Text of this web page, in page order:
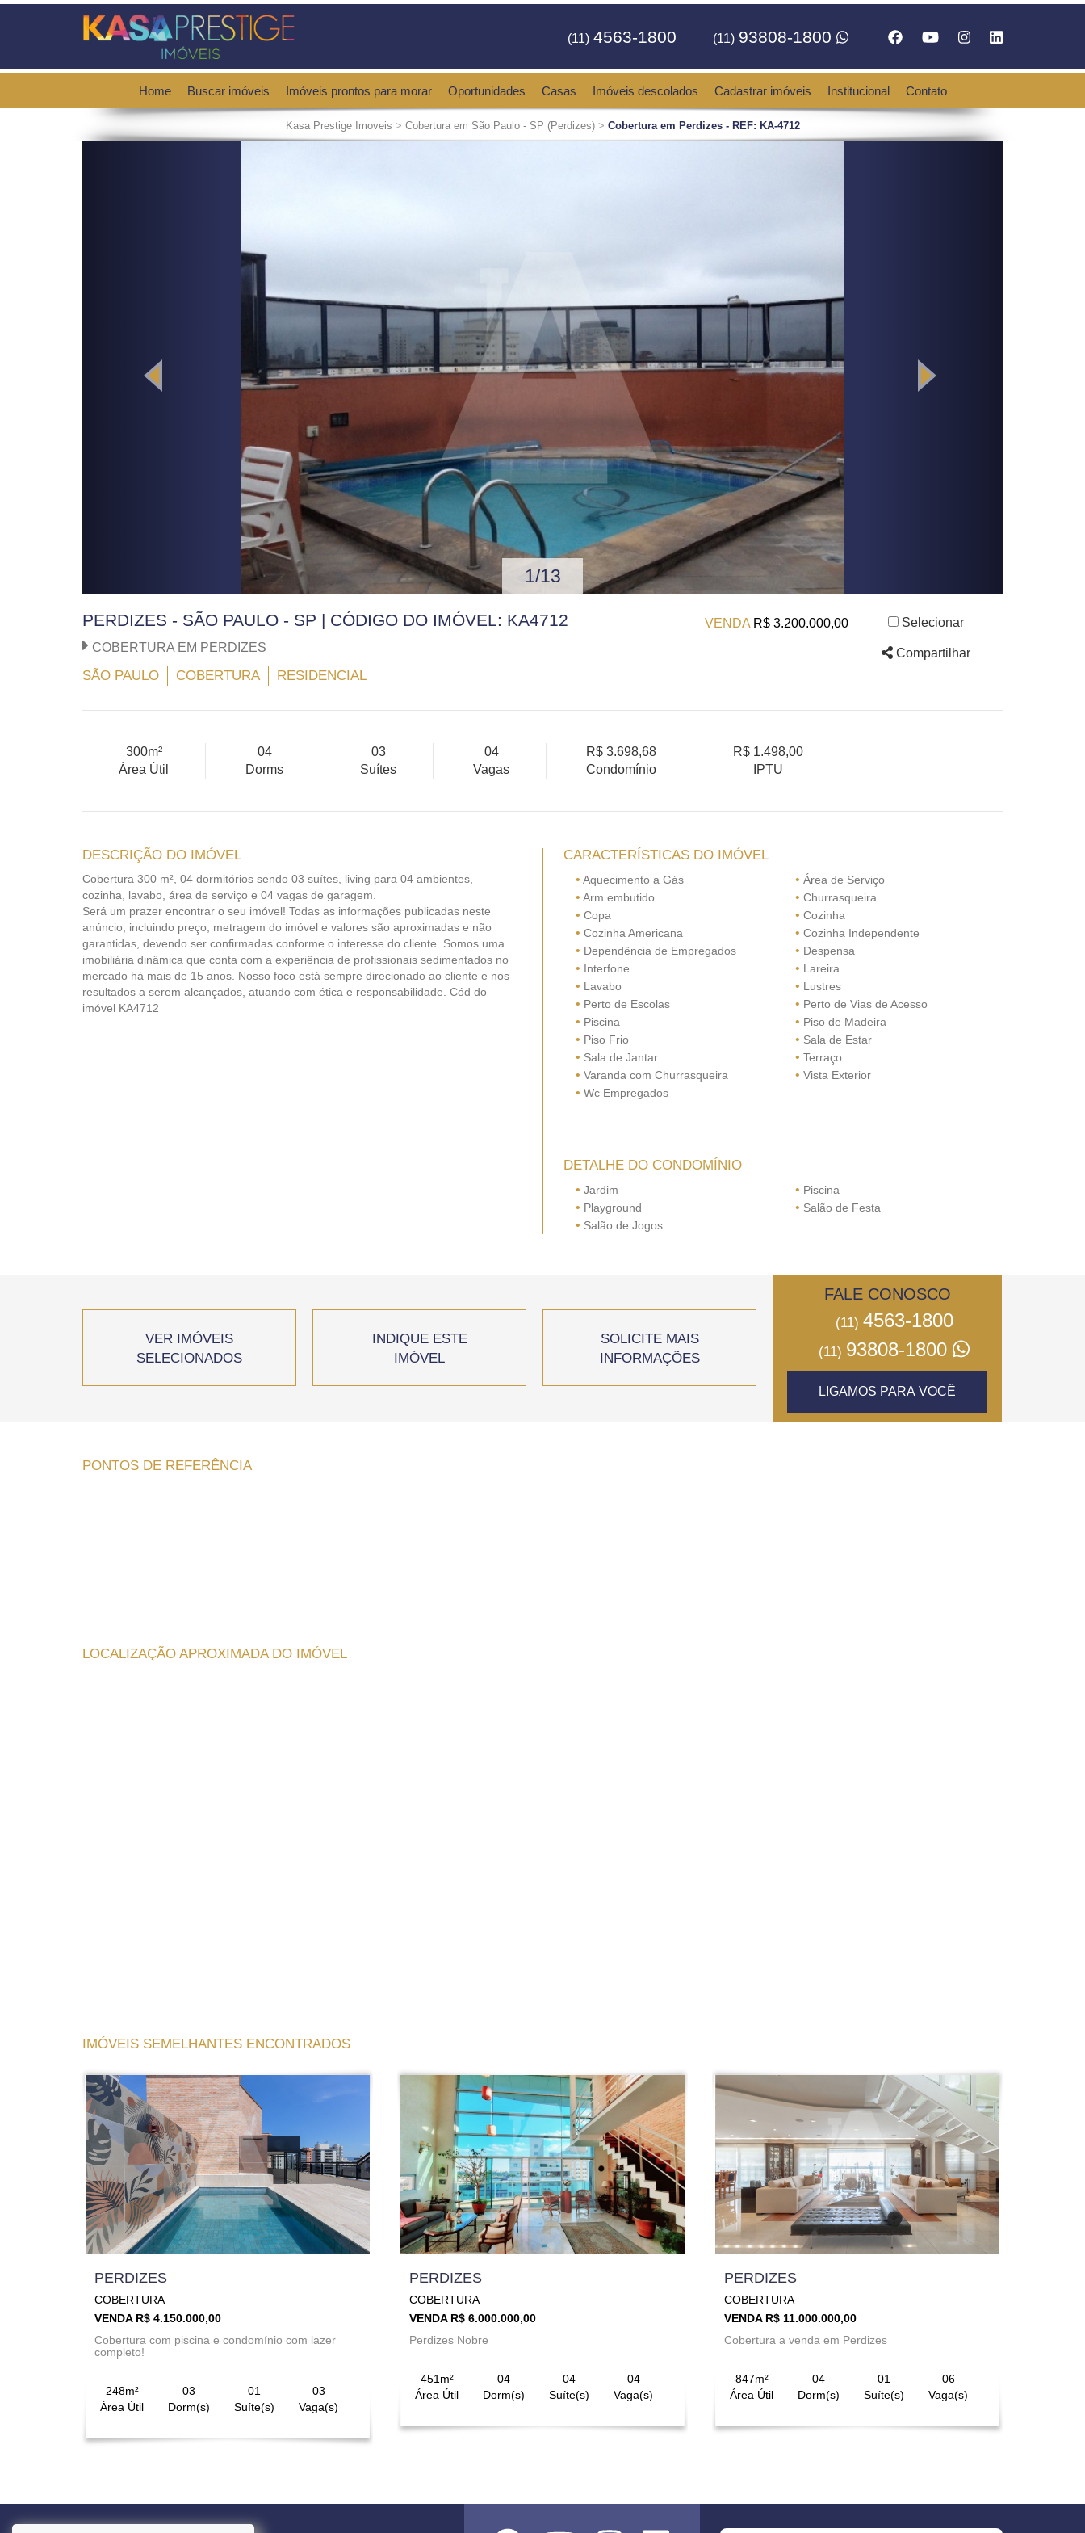
(11) 4563-1800 (11) 93808-1800
Home Buscar imóveis Imóveis prontos para morar Oportunidades Casas Imóveis descolados Cadastrar imóveis Institucional Contato
Kasa Prestige Imoveis > Cobertura em São Paulo - SP (Perdizes) > Cobertura em Perdizes - REF: KA-4712
1/13
PERDIZES - SÃO PAULO - SP | CÓDIGO DO IMÓVEL: KA4712
COBERTURA EM PERDIZES
SÃO PAULO COBERTURA RESIDENCIAL
VENDA R$ 3.200.000,00 Selecionar
Compartilhar
300m²
Área Útil
04
Dorms
03
Suítes
04
Vagas
R$ 3.698,68
Condomínio
R$ 1.498,00
IPTU
DESCRIÇÃO DO IMÓVEL
Cobertura 300 m², 04 dormitórios sendo 03 suítes, living para 04 ambientes,
cozinha, lavabo, área de serviço e 04 vagas de garagem.
Será um prazer encontrar o seu imóvel! Todas as informações publicadas neste
anúncio, incluindo preço, metragem do imóvel e valores são aproximadas e não
garantidas, devendo ser confirmadas conforme o interesse do cliente. Somos uma
imobiliária dinâmica que conta com a experiência de profissionais sedimentados no
mercado há mais de 15 anos. Nosso foco está sempre direcionado ao cliente e nos
resultados a serem alcançados, atuando com ética e responsabilidade. Cód do
imóvel KA4712
CARACTERÍSTICAS DO IMÓVEL
• Aquecimento a Gás • Área de Serviço
• Arm.embutido • Churrasqueira
• Copa • Cozinha
• Cozinha Americana • Cozinha Independente
• Dependência de Empregados • Despensa
• Interfone • Lareira
• Lavabo • Lustres
• Perto de Escolas • Perto de Vias de Acesso
• Piscina • Piso de Madeira
• Piso Frio • Sala de Estar
• Sala de Jantar • Terraço
• Varanda com Churrasqueira • Vista Exterior
• Wc Empregados
DETALHE DO CONDOMÍNIO
• Jardim • Piscina
• Playground • Salão de Festa
• Salão de Jogos
VER IMÓVEIS
SELECIONADOS
INDIQUE ESTE
IMÓVEL
SOLICITE MAIS
INFORMAÇÕES
FALE CONOSCO
(11) 4563-1800
(11) 93808-1800
LIGAMOS PARA VOCÊ
PONTOS DE REFERÊNCIA
LOCALIZAÇÃO APROXIMADA DO IMÓVEL
IMÓVEIS SEMELHANTES ENCONTRADOS
PERDIZES
COBERTURA
VENDA R$ 4.150.000,00
Cobertura com piscina e condomínio com lazer
completo!
248m²
Área Útil
03
Dorm(s)
01
Suíte(s)
03
Vaga(s)
PERDIZES
COBERTURA
VENDA R$ 6.000.000,00
Perdizes Nobre
451m²
Área Útil
04
Dorm(s)
04
Suíte(s)
04
Vaga(s)
PERDIZES
COBERTURA
VENDA R$ 11.000.000,00
Cobertura a venda em Perdizes
847m²
Área Útil
04
Dorm(s)
01
Suíte(s)
06
Vaga(s)